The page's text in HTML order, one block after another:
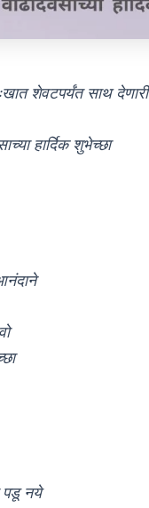
शेवटपर्यंत साथ देणारी
हार्दिक शुभेच्छा
पडू नये